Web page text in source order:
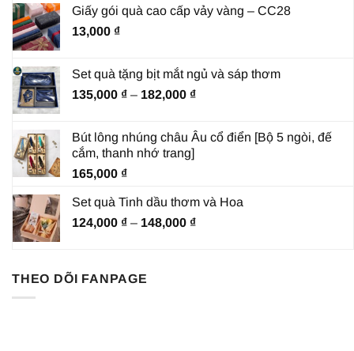
Giấy gói quà cao cấp vảy vàng – CC28
13,000 ₫
Set quà tặng bịt mắt ngủ và sáp thơm
135,000 ₫ – 182,000 ₫Khoảng
135,000 ₫
Bút lông nhúng châu Âu cổ điển [Bộ 5 ngòi, đế
cắm, thanh nhớ trang]
165,000 ₫
Set quà Tinh dầu thơm và Hoa
124,000 ₫ – 148,000 ₫Khoảng
THEO DÕI FANPAGE